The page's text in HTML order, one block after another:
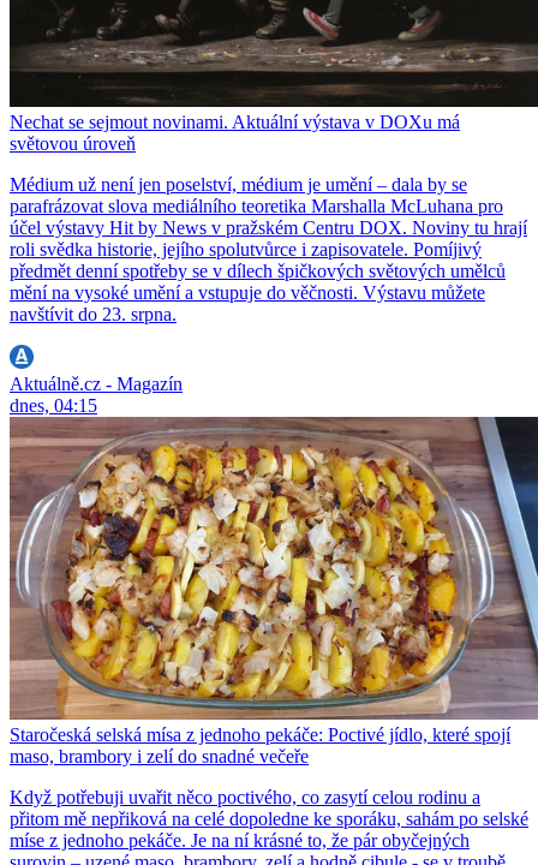
Nechat se sejmout novinami. Aktuální výstava v DOXu má
světovou úroveň
Médium už není jen poselství, médium je umění – dala by se
parafrázovat slova mediálního teoretika Marshalla McLuhana pro
účel výstavy Hit by News v pražském Centru DOX. Noviny tu hrají
roli svědka historie, jejího spolutvůrce i zapisovatele. Pomíjivý
předmět denní spotřeby se v dílech špičkových světových umělců
mění na vysoké umění a vstupuje do věčnosti. Výstavu můžete
navštívit do 23. srpna.
Aktuálně.cz - Magazín
dnes, 04:15
Staročeská selská mísa z jednoho pekáče: Poctivé jídlo, které spojí
maso, brambory i zelí do snadné večeře
Když potřebuji uvařit něco poctivého, co zasytí celou rodinu a
přitom mě nepřiková na celé dopoledne ke sporáku, sahám po selské
míse z jednoho pekáče. Je na ní krásné to, že pár obyčejných